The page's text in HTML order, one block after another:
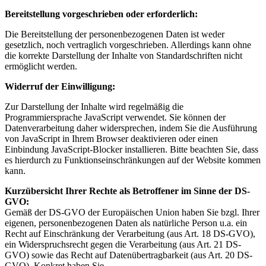
Bereitstellung vorgeschrieben oder erforderlich:
Die Bereitstellung der personenbezogenen Daten ist weder
gesetzlich, noch vertraglich vorgeschrieben. Allerdings kann ohne
die korrekte Darstellung der Inhalte von Standardschriften nicht
ermöglicht werden.
Widerruf der Einwilligung:
Zur Darstellung der Inhalte wird regelmäßig die
Programmiersprache JavaScript verwendet. Sie können der
Datenverarbeitung daher widersprechen, indem Sie die Ausführung
von JavaScript in Ihrem Browser deaktivieren oder einen
Einbindung JavaScript-Blocker installieren. Bitte beachten Sie, dass
es hierdurch zu Funktionseinschränkungen auf der Website kommen
kann.
Kurzübersicht Ihrer Rechte als Betroffener im Sinne der DS-
GVO:
Gemäß der DS-GVO der Europäischen Union haben Sie bzgl. Ihrer
eigenen, personenbezogenen Daten als natürliche Person u.a. ein
Recht auf Einschränkung der Verarbeitung (aus Art. 18 DS-GVO),
ein Widerspruchsrecht gegen die Verarbeitung (aus Art. 21 DS-
GVO) sowie das Recht auf Datenübertragbarkeit (aus Art. 20 DS-